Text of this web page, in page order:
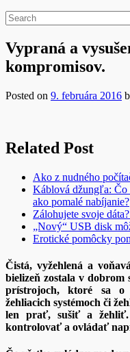
Vypraná a
kompromisov.
Posted on 9. februára 2016
Related Post
Ako z nudného
Káblová džungľa: Čo
ako pomalé nabíjanie?
Zálohujete svoje
„Nový“ USB disk
Erotické pomôcky
Čistá, vyžehlená a
bielizeň zostala v dobrom
prístrojoch, ktoré sa o
žehliacich systémoch či
len prať, sušiť a žehliť.
kontrolovať a ovládať